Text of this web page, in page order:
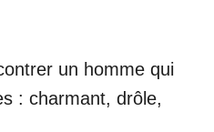
un homme qui
: charmant, drôle,